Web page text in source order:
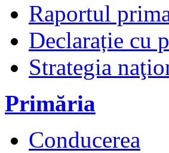
Raportul
Declarație cu
Strategia
Primăria
Conducerea